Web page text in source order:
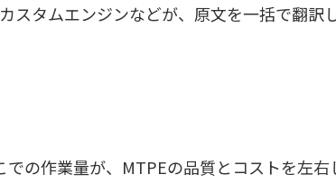
スタムエンジンなどが、原文を一括で翻訳
の作業量が、MTPEの品質とコストを左右